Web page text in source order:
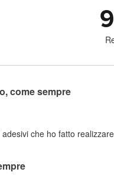
come sempre
che ho fatto